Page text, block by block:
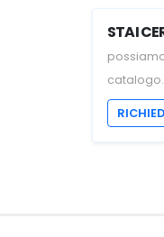
STAI
catalogo.